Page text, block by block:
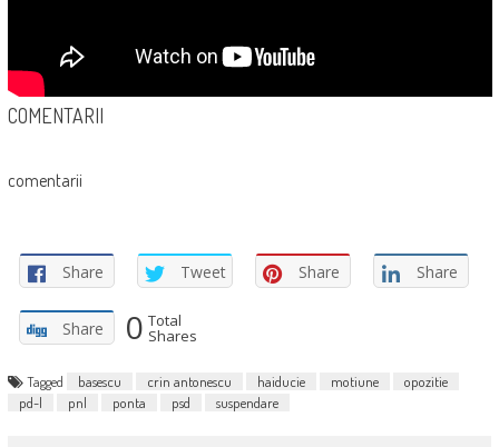
COMENTARII
comentarii
Share Tweet Share Share
Share 0 Total
Shares
Tagged basescu crin antonescu haiducie motiune
opozitie
pd-l
pnl ponta psd suspendare